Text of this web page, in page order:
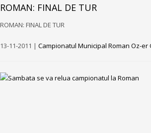
ROMAN: FINAL DE TUR
ROMAN: FINAL DE TUR
13-11-2011 | Campionatul Municipal Roman Oz-